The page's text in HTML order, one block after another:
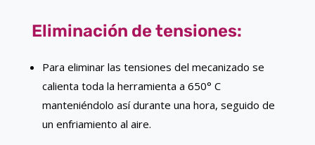
Eliminación de tensiones:
Para eliminar las tensiones del mecanizado se
calienta toda la herramienta a 650° C
manteniéndolo así durante una hora, seguido de
un enfriamiento al aire.